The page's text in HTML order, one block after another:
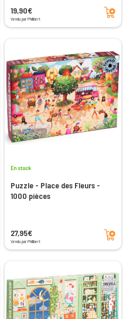
19,90€
Vendu par Philibert
Ajouter au panier
En stock
Puzzle - Place des Fleurs -
1000 pièces
27,95€
Vendu par Philibert
Ajouter au panier